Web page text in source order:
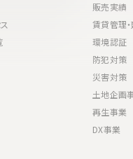
販売実績
賃貸管理
環境認証
防犯対策
災害対策
土地企画
再生事業
DX事業